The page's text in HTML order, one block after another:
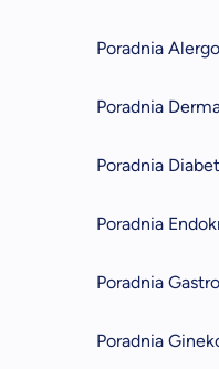
Poradnia
Poradnia
Poradnia
Poradnia
Poradnia
Poradnia